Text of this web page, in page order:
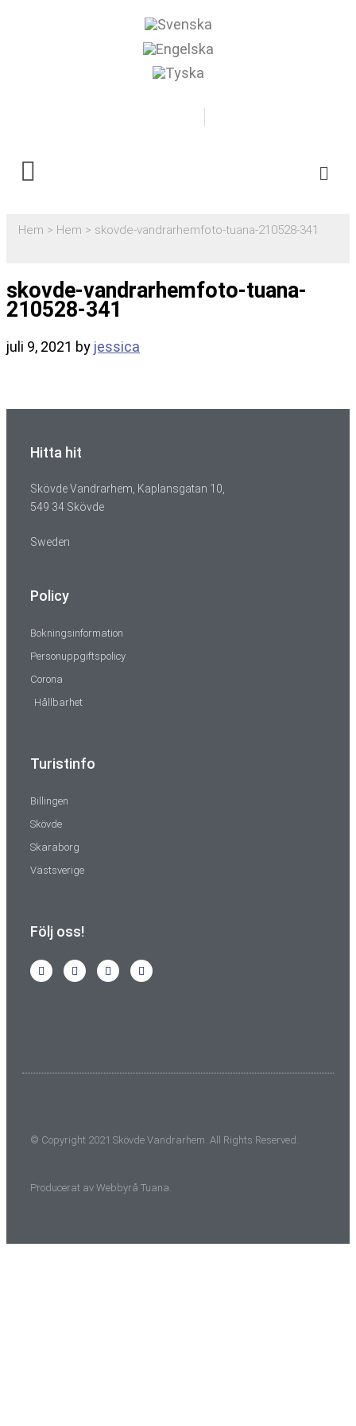
Hem > Hem > skovde-vandrarhemfoto-tuana-210528-341
skovde-vandrarhemfoto-tuana-
210528-341
juli 9, 2021 by jessica
Hitta hit
Skövde Vandrarhem, Kaplansgatan 10,
549 34 Skövde
Sweden
Policy
Bokningsinformation
Personuppgiftspolicy
Corona
Hållbarhet
Turistinfo
Billingen
Skövde
Skaraborg
Västsverige
Följ oss!
© Copyright 2021 Skövde Vandrarhem. All Rights Reserved.
Producerat av Webbyrå Tuana